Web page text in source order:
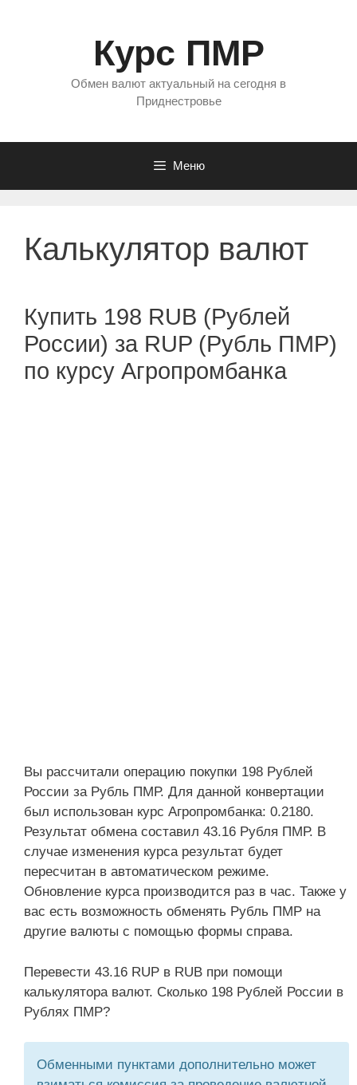
Курс ПМР
Обмен валют актуальный на сегодня в
Приднестровье
Меню
Калькулятор валют
Купить 198 RUB (Рублей
России) за RUP (Рубль ПМР)
по курсу Агропромбанка
Вы рассчитали операцию покупки 198 Рублей
России за Рубль ПМР. Для данной конвертации
был использован курс Агропромбанка: 0.2180.
Результат обмена составил 43.16 Рубля ПМР. В
случае изменения курса результат будет
пересчитан в автоматическом режиме.
Обновление курса производится раз в час. Также у
вас есть возможность обменять Рубль ПМР на
другие валюты с помощью формы справа.
Перевести 43.16 RUP в RUB при помощи
калькулятора валют. Сколько 198 Рублей России в
Рублях ПМР?
Обменными пунктами дополнительно может